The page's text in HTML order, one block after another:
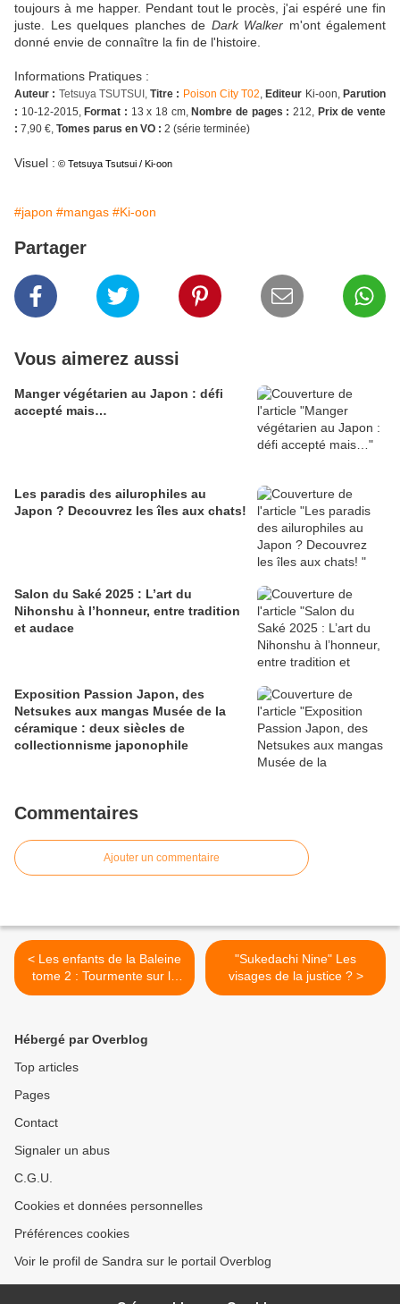
toujours à me happer. Pendant tout le procès, j'ai espéré une fin
juste. Les quelques planches de Dark Walker m'ont également
donné envie de connaître la fin de l'histoire.
Informations Pratiques :
Auteur : Tetsuya TSUTSUI,Titre : Poison City T02, Editeur Ki-oon, Parution
: 10-12-2015, Format : 13 x 18 cm, Nombre de pages :212, Prix de vente
: 7,90 €, Tomes parus en VO : 2 (série terminée)
Visuel : © Tetsuya Tsutsui / Ki-oon
#japon #mangas #Ki-oon
Partager
Vous aimerez aussi
Manger végétarien au Japon : défi
accepté mais…
Les paradis des ailurophiles au
Japon ? Decouvrez les îles aux chats!
Salon du Saké 2025 : L’art du
Nihonshu à l’honneur, entre tradition
et audace
Exposition Passion Japon, des
Netsukes aux mangas Musée de la
céramique : deux siècles de
collectionnisme japonophile
Commentaires
Ajouter un commentaire
< Les enfants de la Baleine
tome 2 : Tourmente sur la
baleine
"Sukedachi Nine" Les
visages de la justice ? >
Hébergé par Overblog
Top articles
Pages
Contact
Signaler un abus
C.G.U.
Cookies et données personnelles
Préférences cookies
Voir le profil de Sandra sur le portail Overblog